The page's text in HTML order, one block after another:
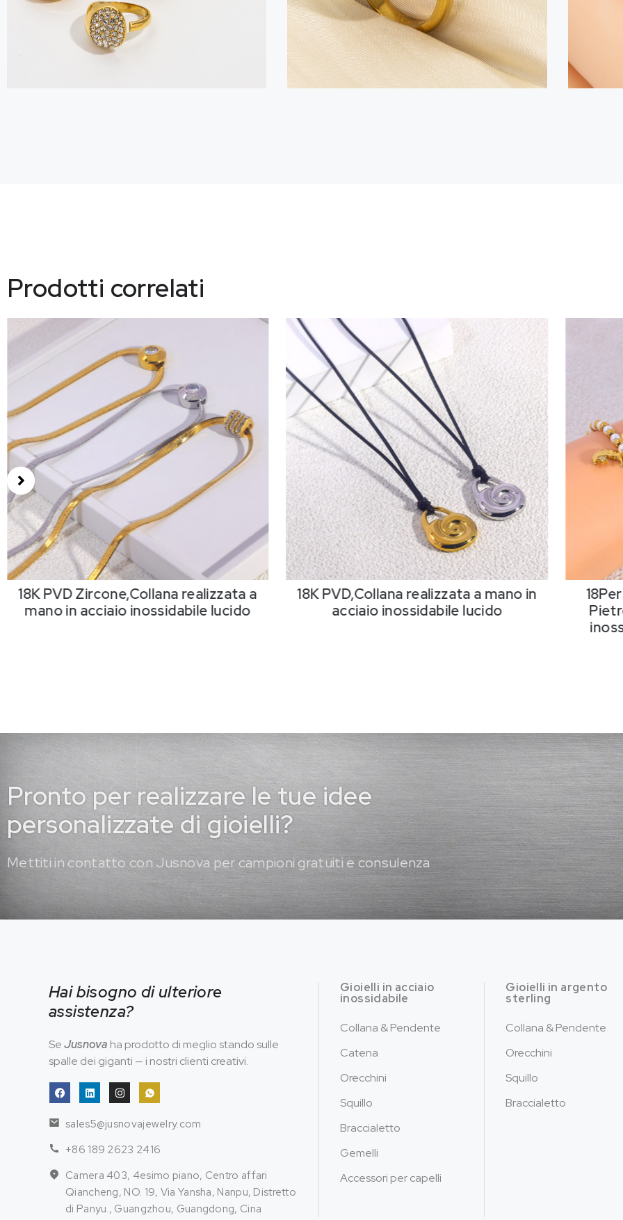
Prodotti correlati
18K PVD Zircone,Collana realizzata a
mano in acciaio inossidabile lucido
18K PVD,Collana realizzata a mano in
acciaio inossidabile lucido
Pronto per realizzare le tue idee
personalizzate di gioielli?
Mettiti in contatto con Jusnova per campioni gratuiti e consulenza
Hai bisogno di ulteriore
assistenza?
SeJusnova ha prodotto di meglio stando sulle
spalle dei giganti — i nostri clienti creativi.
sales5@jusnovajewelry.com
+86 189 2623 2416
Camera 403, 4esimo piano, Centro affari
Qiancheng, NO. 19, Via Yansha, Nanpu, Distretto
di Panyu., Guangzhou, Guangdong, Cina
Gioielli in acciaio
inossidabile
Collana & Pendente
Catena
Orecchini
Squillo
Braccialetto
Gemelli
Accessori per capelli
Gioielli in argento
sterling
Collana & Pendente
Orecchini
Squillo
Braccialetto